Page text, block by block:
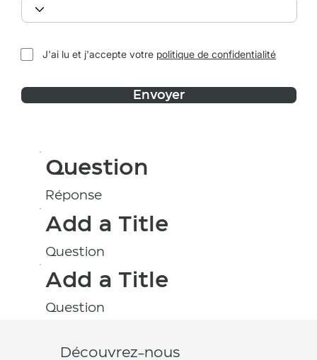
J'ai lu et j'accepte votre politique de confidentialité
Envoyer
Question
Réponse
Add a Title
Question
Add a Title
Question
Découvrez-nous